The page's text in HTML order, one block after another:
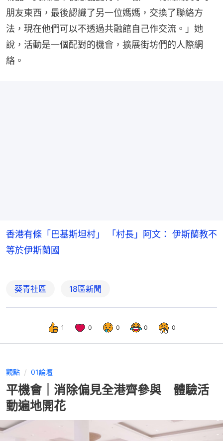
朋友東西，最後認識了另一位媽媽，交換了聯絡方
法，現在他們可以不透過共融館自己作交流。」她
說，活動是一個配對的機會，擴展街坊們的人際網
絡。
香港有條「巴基斯坦村」 「村長」阿文： 伊斯蘭教不
等於伊斯蘭國
葵青社區 18區新聞
1 0 0 0 0
觀點 01論壇
平機會｜消除偏見全港齊參與 體驗活
動遍地開花